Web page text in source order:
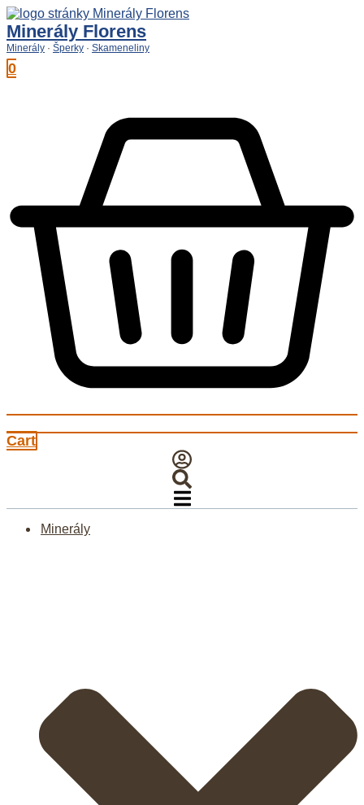
Preskočiť
na
obsah
Minerály Florens
Minerály · Šperky · Skameneliny
0
Cart
Minerály